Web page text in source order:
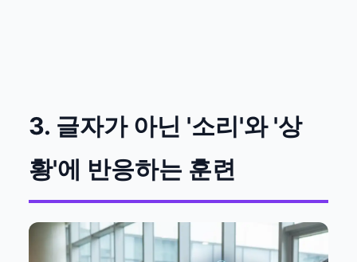
3. 글자가 아닌 '소리'와 '상
황'에 반응하는 훈련